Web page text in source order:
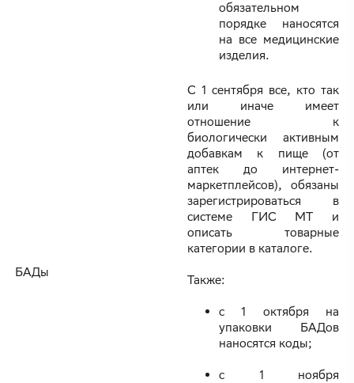
обязательном
порядке наносятся
на все медицинские
изделия.
БАДы
С 1 сентября все, кто так
или иначе имеет
отношение к
биологически активным
добавкам к пище (от
аптек до интернет-
маркетплейсов), обязаны
зарегистрироваться в
системе ГИС МТ и
описать товарные
категории в каталоге.
Также:
с 1 октября на
упаковки БАДов
наносятся коды;
с 1 ноября